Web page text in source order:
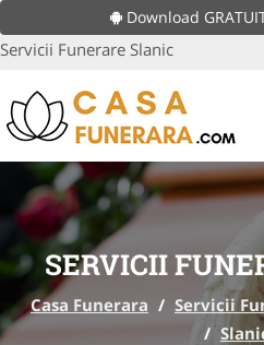
Download
Servicii Funerare Slanic
SERVICII
Casa Funerara / Servicii
/